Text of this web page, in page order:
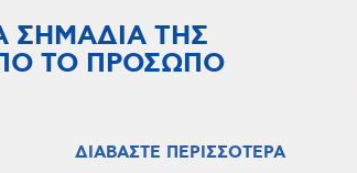
ΣΗΜΑΔΙΑ ΤΗΣ
ΤΟ ΠΡΟΣΩΠΟ
ΔΙΑΒΑΣΤΕ ΠΕΡΙΣΣΟΤΕΡΑ